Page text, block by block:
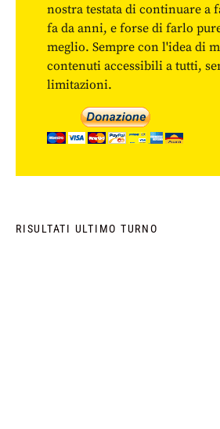
nostra testata di continuare a
fa da anni, e forse di farlo
meglio. Sempre con l'idea di
contenuti accessibili a tutti,
limitazioni.
RISULTATI ULTIMO TURNO